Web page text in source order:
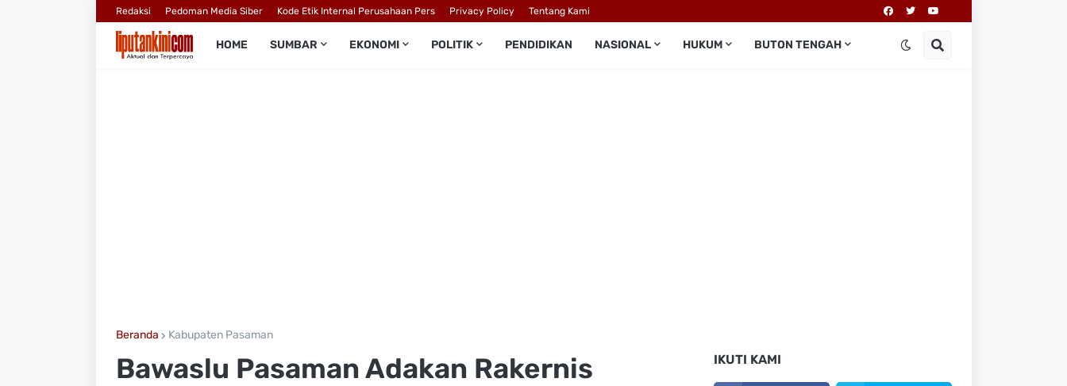
Redaksi Pedoman Media Siber Kode Etik Internal Perusahaan Pers Privacy Policy Tentang Kami
HOME SUMBAR EKONOMI POLITIK PENDIDIKAN NASIONAL HUKUM BUTON TENGAH
Beranda Kabupaten Pasaman
Bawaslu Pasaman Adakan Rakernis
IKUTI KAMI